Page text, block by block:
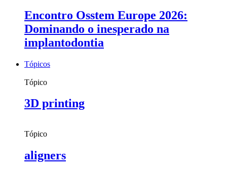
Encontro Osstem Europe 2026:
Dominando o inesperado na
implantodontia
Tópicos
Tópico
3D printing
Tópico
aligners